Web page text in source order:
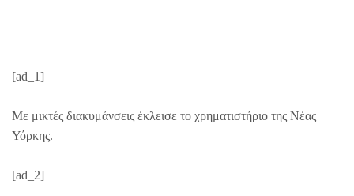
[ad_1]
Με μικτές διακυμάνσεις έκλεισε το χρηματιστήριο της Νέας
Υόρκης.
[ad_2]